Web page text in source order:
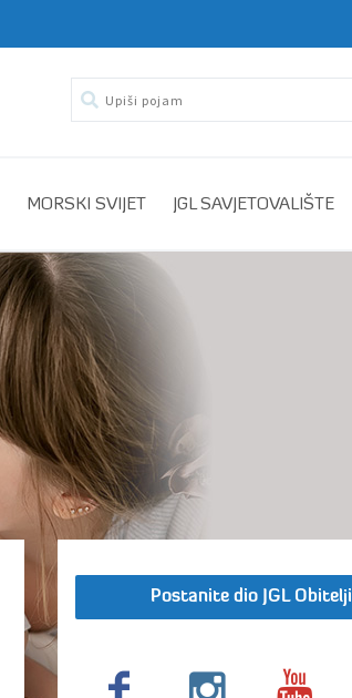
MORSKI SVIJET JGL SAVJETOVALIŠTE
Postanite dio JGL Obitelji